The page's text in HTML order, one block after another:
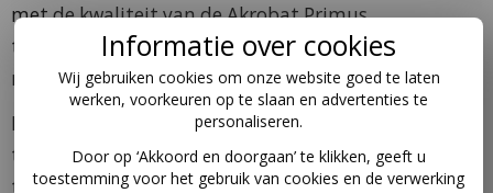
met de kwaliteit van de Akrobat Primus
trampolines (hebben een vergelijkbare kwaliteit
rand).
De verbindingen van het frame van de Elfje
trampolines zijn gelast, net als bij de Etan Premium
trampolines. Trampolines met lasnaden zijn erg
Informatie over cookies
Wij gebruiken cookies om onze website goed te laten
werken, voorkeuren op te slaan en advertenties te
personaliseren.
Door op ‘Akkoord en doorgaan’ te klikken, geeft u
toestemming voor het gebruik van cookies en de verwerking